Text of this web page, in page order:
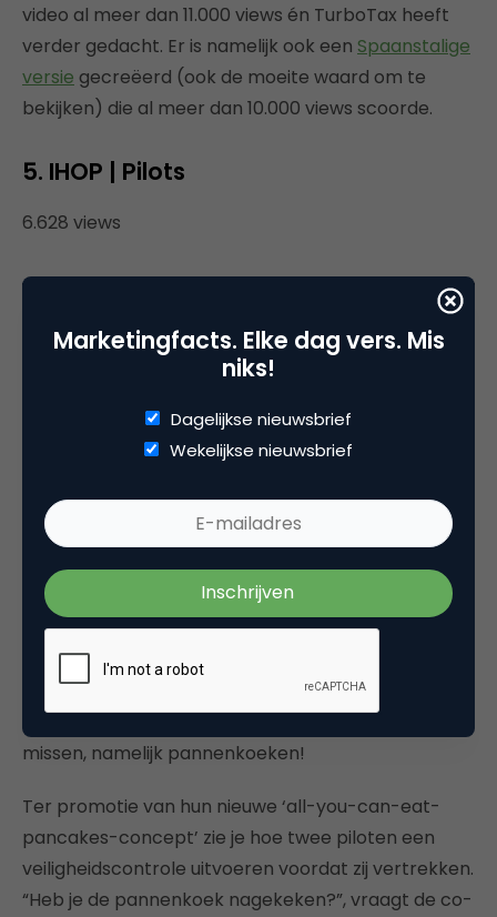
video al meer dan 11.000 views én TurboTax heeft
verder gedacht. Er is namelijk ook een Spaanstalige
versie gecreëerd (ook de moeite waard om te
bekijken) die al meer dan 10.000 views scoorde.
5. IHOP | Pilots
6.628 views
De Amerikaanse restaurantketen IHOP,
gespecialiseerd in ontbijtproducten zoals
pannenkoeken, omeletten en wentelteefjes, weet
met hun nieuwe commercial zeker de aandacht
missen, namelijk pannenkoeken!
Ter promotie van hun nieuwe ‘all-you-can-eat-
pancakes-concept’ zie je hoe twee piloten een
veiligheidscontrole uitvoeren voordat zij vertrekken.
“Heb je de pannenkoek nagekeken?”, vraagt de co-
Marketingfacts. Elke dag vers. Mis
niks!
Dagelijkse nieuwsbrief
Wekelijkse nieuwsbrief